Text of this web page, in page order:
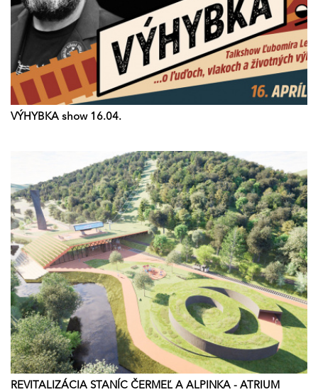
VÝHYBKA show 16.04.
REVITALIZÁCIA STANÍC ČERMEĽ A ALPINKA - ATRIUM